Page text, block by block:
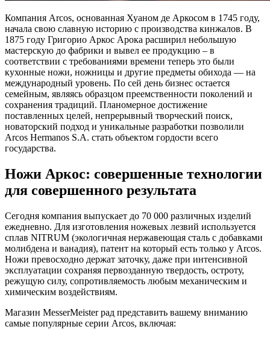
Компания Arcos, основанная Хуаном де Аркосом в 1745 году,
начала свою славную историю с производства кинжалов. В
1875 году Григорио Аркос Арока расширил небольшую
мастерскую до фабрики и вывел ее продукцию – в
соответствии с требованиями времени теперь это были
кухонные ножи, ножницы и другие предметы обихода — на
международный уровень. По сей день бизнес остается
семейным, являясь образцом преемственности поколений и
сохранения традиций. Планомерное достижение
поставленных целей, непрерывный творческий поиск,
новаторский подход и уникальные разработки позволили
Arcos Hermanos S.A. стать объектом гордости всего
государства.
Ножи Аркос: совершенные технологии
для совершенного результата
Сегодня компания выпускает до 70 000 различных изделий
ежедневно. Для изготовления ножевых лезвий используется
сплав NITRUM (экологичная нержавеющая сталь с добавками
молибдена и ванадия), патент на который есть только у Arcos.
Ножи превосходно держат заточку, даже при интенсивной
эксплуатации сохраняя первозданную твердость, остроту,
режущую силу, сопротивляемость любым механическим и
химическим воздействиям.
Магазин MesserMeister рад представить вашему вниманию
самые популярные серии Arcos, включая: